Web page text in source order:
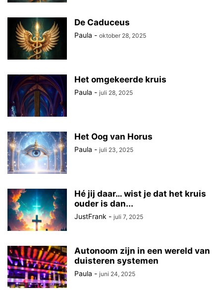
De Caduceus
Paula - oktober 28, 2025
Het omgekeerde kruis
Paula - juli 28, 2025
Het Oog van Horus
Paula - juli 23, 2025
Hé jij daar… wist je dat het kruis
ouder is dan...
JustFrank - juli 7, 2025
Autonoom zijn in een wereld van
duisteren systemen
Paula - juni 24, 2025